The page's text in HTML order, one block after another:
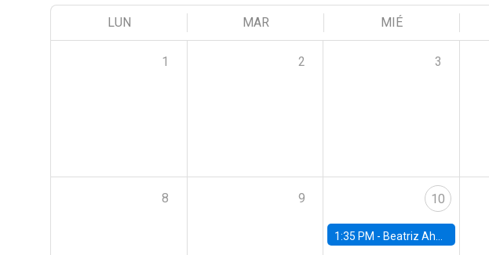
LUN MAR MIÉ
1 2 3
8 9 10
1:35 PM - Beatriz Ahumada, PhD candidate, Universidad de Pittsburgh